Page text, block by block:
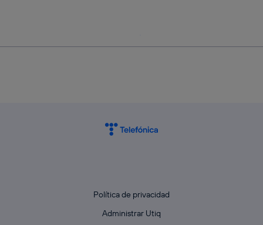
Política de privacidad
Administrar Utiq